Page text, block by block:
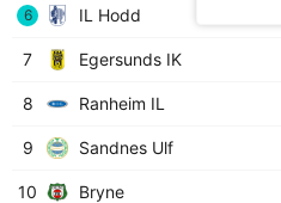
6 IL Hodd
7 Egersunds IK
8 Ranheim IL
9 Sandnes Ulf
10 Bryne